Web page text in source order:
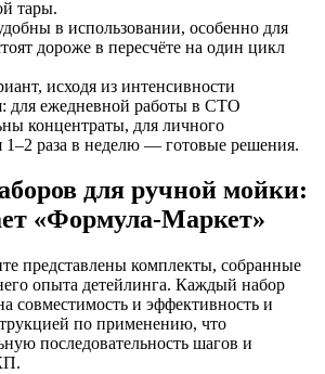
тары.
в использовании, особенно для
дороже в пересчёте на один цикл
исходя из интенсивности
для ежедневной работы в СТО
концентраты, для личного
1–2 раза в неделю — готовые решения.
для ручной мойки:
«Формула-Маркет»
представлены комплекты, собранные
опыта детейлинга. Каждый набор
совместимость и эффективность и
по применению, что
последовательность шагов и